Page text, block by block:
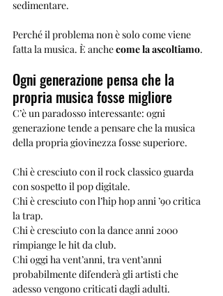
sedimentare.
Perché il problema non è solo come viene
fatta la musica. È anche come la ascoltiamo.
Ogni generazione pensa che la
propria musica fosse migliore
C’è un paradosso interessante: ogni
generazione tende a pensare che la musica
della propria giovinezza fosse superiore.
Chi è cresciuto con il rock classico guarda
con sospetto il pop digitale.
Chi è cresciuto con l’hip hop anni ’90 critica
la trap.
Chi è cresciuto con la dance anni 2000
rimpiange le hit da club.
Chi oggi ha vent’anni, tra vent’anni
probabilmente difenderà gli artisti che
adesso vengono criticati dagli adulti.